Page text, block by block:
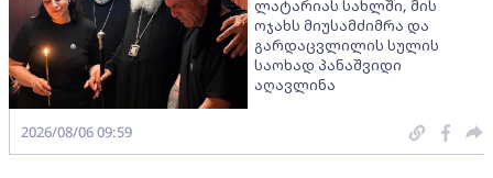
ლატარიას სახლში, მის
ოჯახს მიუსამძიმრა და
გარდაცვლილის სულის
საოხად პანაშვიდი
აღავლინა
2026/08/06 09:59